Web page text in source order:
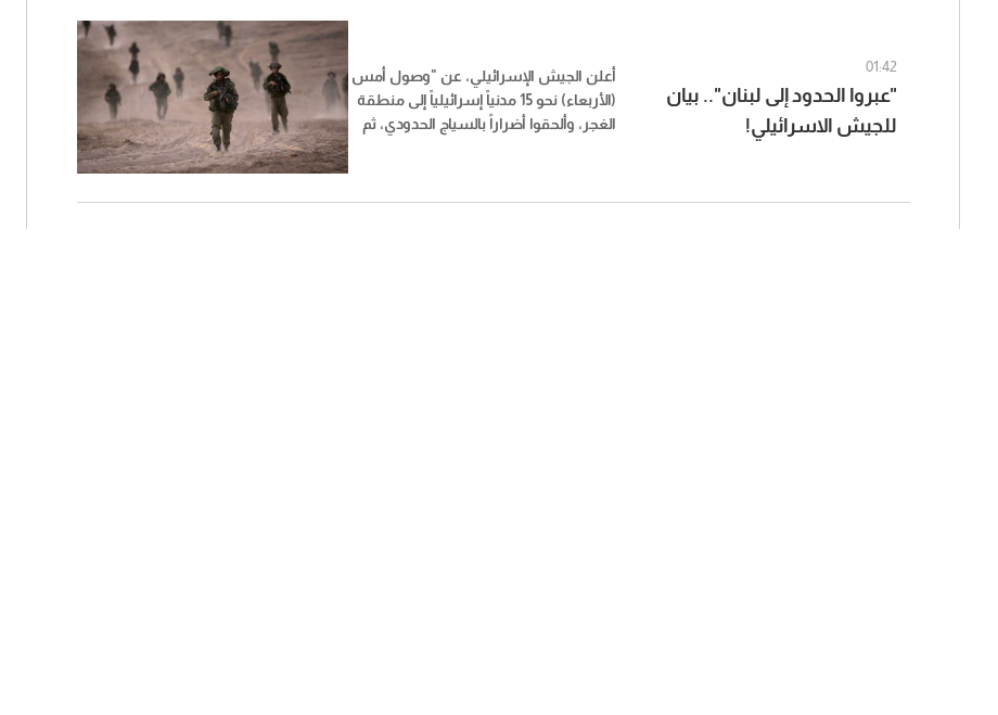
01:42
"عبروا الحدود إلى لبنان".. بيان
للجيش الاسرائيلي!
أعلن الجيش الإسرائيلي، عن "وصول أمس
(الأربعاء) نحو 15 مدنياً إسرائيلياً إلى منطقة
الغجر، وألحقوا أضراراً بالسياج الحدودي، ثم